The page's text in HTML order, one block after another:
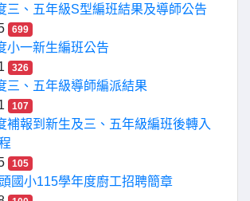
三、五年級S型編班結果及導師公告
699
小一新生編班公告
326
三、五年級導師編派結果
107
補報到新生及三、五年級編班後轉入
105
國小115學年度廚工招聘簡章